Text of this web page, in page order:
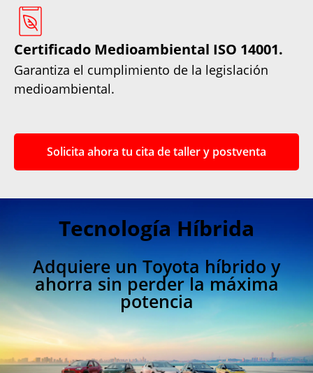
Certificado Medioambiental ISO 14001.
Garantiza el cumplimiento de la legislación
medioambiental.
Solicita ahora tu cita de taller y postventa
Tecnología Híbrida
Adquiere un Toyota híbrido y
ahorra sin perder la máxima
potencia